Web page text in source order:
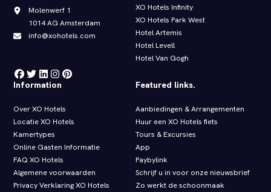
Molenwerf 1
1014 AG Amsterdam
info@xohotels.com
XO Hotels Infinity
XO Hotels Park West
Hotel Artemis
Hotel Levell
Hotel Van Gogh
Information
Over XO Hotels
Locatie XO Hotels
Kamertypes
Online Gasten Informatie
FAQ XO Hotels
Algemene voorwaarden
Privacy Verklaring XO Hotels
Featured links.
Aanbiedingen & Arrangementen
Huur een XO Hotels fiets
Tours & Excursies
App
Paybylink
Schrijf u in voor onze nieuwsbrief
Zo werkt de schoonmaak